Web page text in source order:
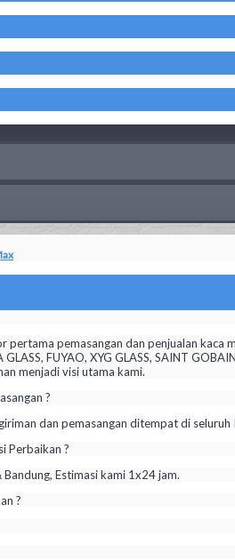
pertama pemasangan dan penjualan
FUYAO, XYG GLASS, SAINT
menjadi visi utama kami.
?
dan pemasangan ditempat di seluruh
Perbaikan ?
Estimasi kami 1x24 jam.
?